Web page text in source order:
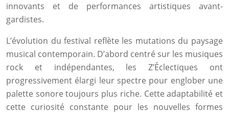
innovants et de performances artistiques avant-
gardistes.
L’évolution du festival reflète les mutations du paysage
musical contemporain. D’abord centré sur les musiques
rock et indépendantes, les Z’Éclectiques ont
progressivement élargi leur spectre pour englober une
palette sonore toujours plus riche. Cette adaptabilité et
cette curiosité constante pour les nouvelles formes